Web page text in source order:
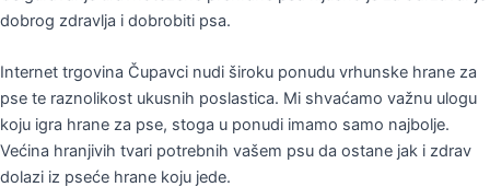
dobrog zdravlja i dobrobiti psa.
Internet trgovina Čupavci nudi široku ponudu vrhunske hrane za
pse te raznolikost ukusnih poslastica. Mi shvaćamo važnu ulogu
koju igra hrane za pse, stoga u ponudi imamo samo najbolje.
Većina hranjivih tvari potrebnih vašem psu da ostane jak i zdrav
dolazi iz pseće hrane koju jede.